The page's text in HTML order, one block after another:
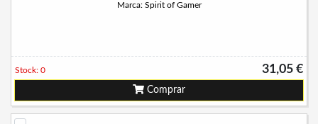
Marca: Spirit of Gamer
31,05 €
Stock: 0
Comprar